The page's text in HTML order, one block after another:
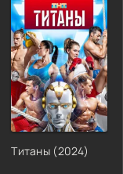
Титаны (2024)